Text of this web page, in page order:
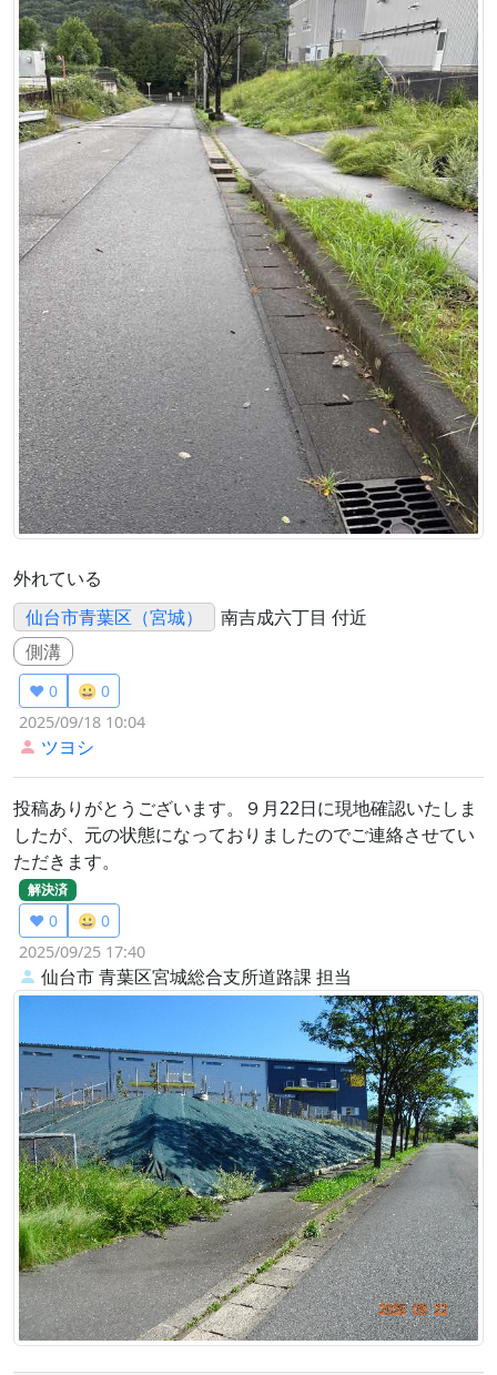
外れている
仙台市青葉区（宮城）
南吉成六丁目 付近
側溝
❤️ 0
😀 0
2025/09/18 10:04
ツヨシ
投稿ありがとうございます。９月22日に現地確認いたしま
したが、元の状態になっておりましたのでご連絡させてい
ただきます。
解決済
❤️ 0
😀 0
2025/09/25 17:40
仙台市 青葉区宮城総合支所道路課 担当